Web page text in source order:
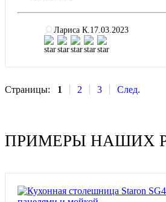
Лариса К. 17.03.2023
Страницы: 1 2 3 След.
ПРИМЕРЫ НАШИХ